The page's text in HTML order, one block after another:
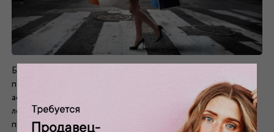
Баеры – наиболее сведущие люди в тенденциях новых
переплетений и текстур, устойчивого спроса на тканевый
ассортимент, в мониторинге предпочтений современной
легкой промышленности, в частности, швейного
производства.